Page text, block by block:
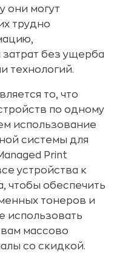
они могут
трудно
без ущерба
технологий.
то, что
по одному
использование
системы для
Print
устройства к
чтобы обеспечить
тонеров и
использовать
массово
со скидкой.